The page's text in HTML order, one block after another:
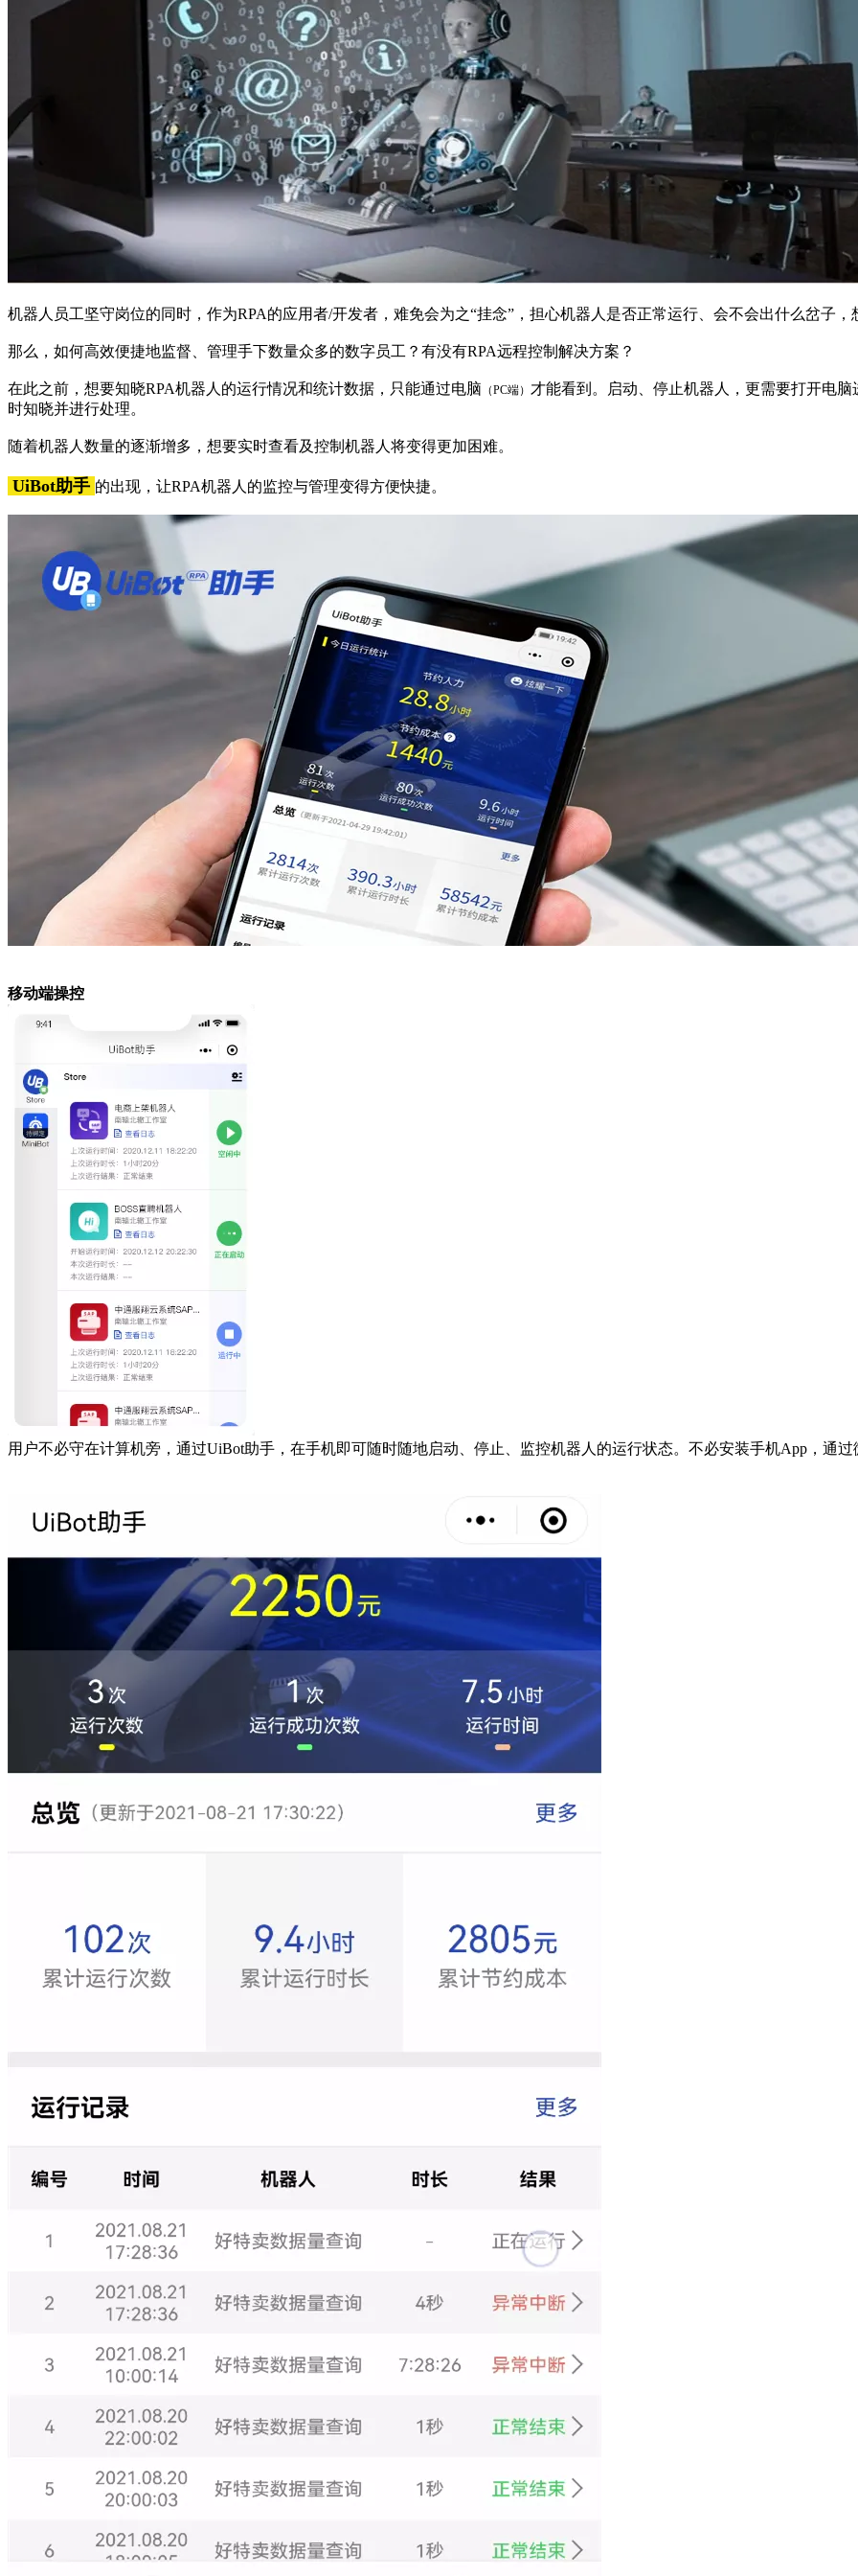
机器人员工坚守岗位的同时，作为RPA的应用者/开发者，难免会为之“挂念”，担心机器人是否正常运行、会不会出什么岔子，
那么，如何高效便捷地监督、管理手下数量众多的数字员工？有没有RPA远程控制解决方案？
在此之前，想要知晓RPA机器人的运行情况和统计数据，只能通过电脑 （PC端） 才能看到。启动、停止机器人，更需要打开电
时知晓并进行处理。
随着机器人数量的逐渐增多，想要实时查看及控制机器人将变得更加困难。
UiBot助手 的出现，让RPA机器人的监控与管理变得方便快捷。
移动端操控
用户不必守在计算机旁，通过UiBot助手，在手机即可随时随地启动、停止、监控机器人的运行状态。不必安装手机App，通过